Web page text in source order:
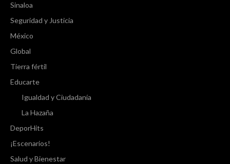
Sinaloa
Seguridad y Justicia
México
Global
Tierra fértil
Educarte
Igualdad y Ciudadanía
La Hazaña
DeporHits
¡Escenarios!
Salud y Bienestar